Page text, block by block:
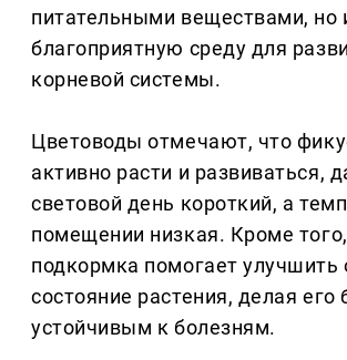
питательными веществами, но
благоприятную среду для
корневой системы.
Цветоводы отмечают, что
активно расти и развиваться,
световой день короткий, а
помещении низкая. Кроме
подкормка помогает улучшить
состояние растения, делая его
устойчивым к болезням.